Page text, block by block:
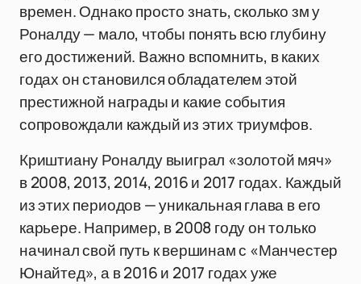
времен. Однако просто знать, сколько зм у
Роналду — мало, чтобы понять всю глубину
его достижений. Важно вспомнить, в каких
годах он становился обладателем этой
престижной награды и какие события
сопровождали каждый из этих триумфов.
Криштиану Роналду выиграл «золотой мяч»
в 2008, 2013, 2014, 2016 и 2017 годах. Каждый
из этих периодов — уникальная глава в его
карьере. Например, в 2008 году он только
начинал свой путь к вершинам с «Манчестер
Юнайтед», а в 2016 и 2017 годах уже